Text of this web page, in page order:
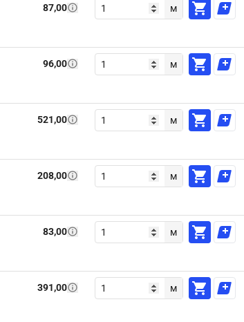
87,00 м
96,00 м
521,00 м
208,00 м
83,00 м
391,00 м